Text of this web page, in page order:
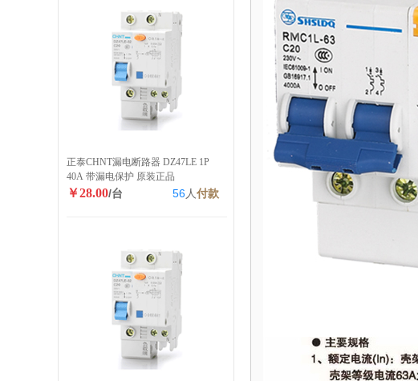
正泰CHNT漏电断路器 DZ47LE 1P
40A 带漏电保护 原装正品
￥28.00/台 56人付款